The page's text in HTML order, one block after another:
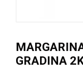
GRADINA